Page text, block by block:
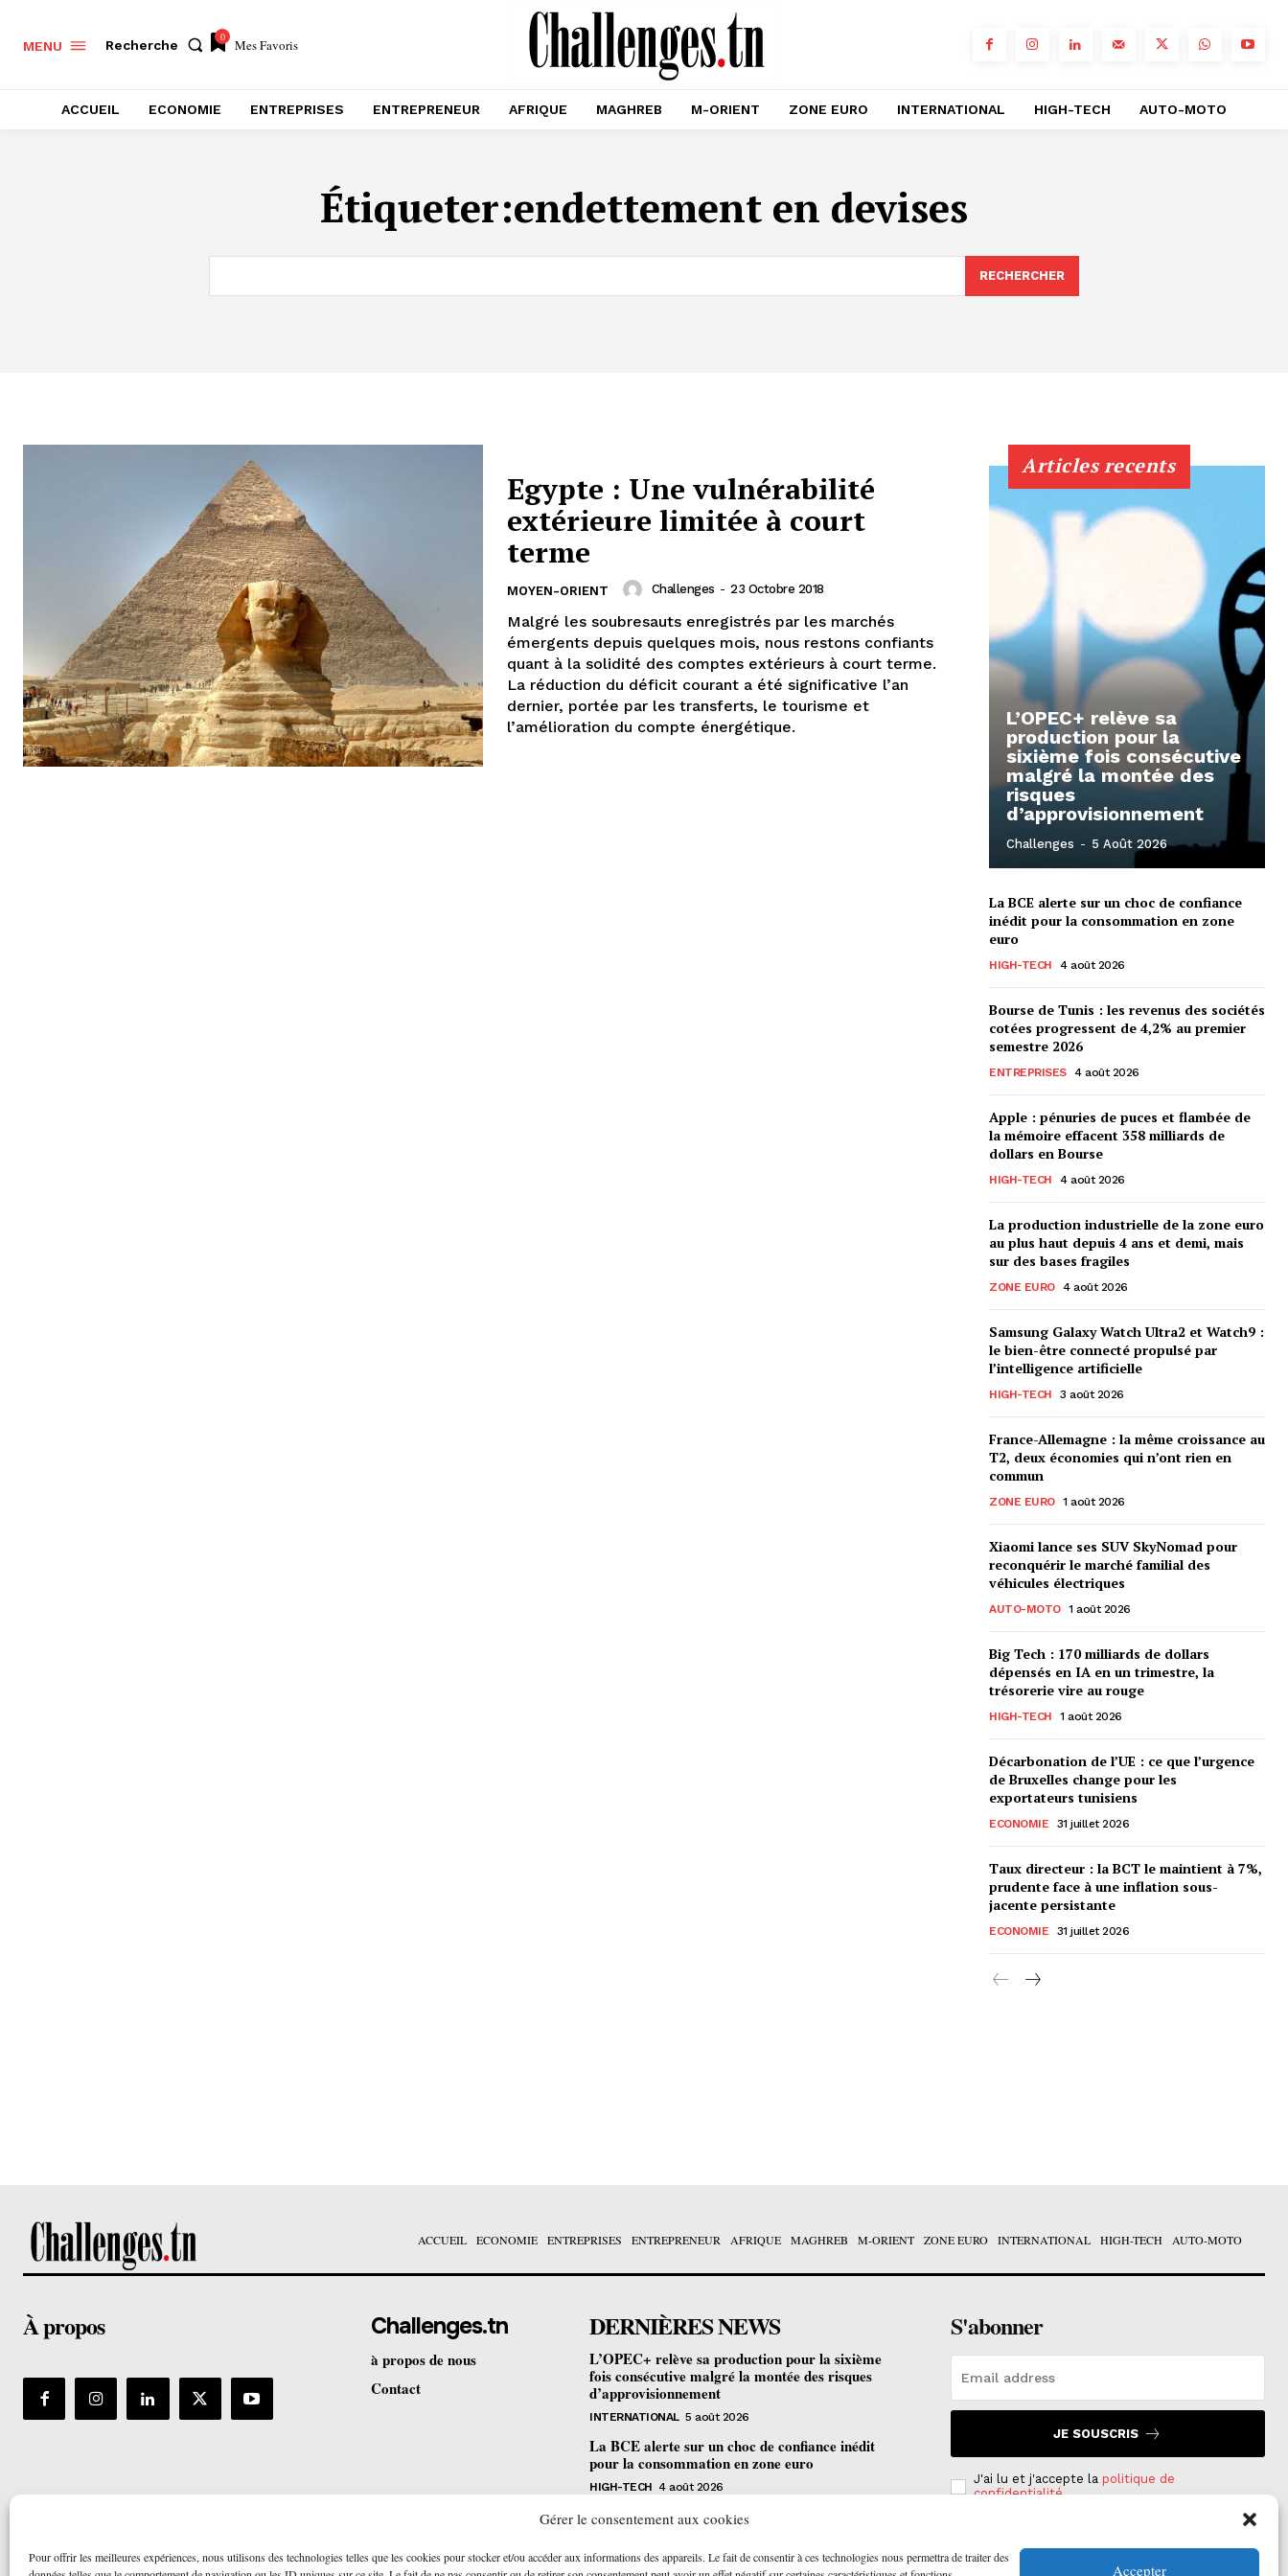
Gérer le consentement aux cookies
Pour offrir les meilleures expériences, nous utilisons des technologies telles que les cookies pour stocker et/ou accéder aux informations des appareils. Le fait de consentir à ces technologies nous permettra de traiter des
Accepter
MENU Recherche
0 Mes Favoris
ACCUEIL ECONOMIE ENTREPRISES ENTREPRENEUR AFRIQUE MAGHREB M-ORIENT ZONE EURO INTERNATIONAL HIGH-TECH AUTO-MOTO
Étiqueter:endettement en devises
RECHERCHER
Egypte : Une vulnérabilité
extérieure limitée à court
terme
MOYEN-ORIENT Challenges - 23 Octobre 2018
Malgré les soubresauts enregistrés par les marchés
émergents depuis quelques mois, nous restons confiants
quant à la solidité des comptes extérieurs à court terme.
La réduction du déficit courant a été significative l’an
dernier, portée par les transferts, le tourisme et
l’amélioration du compte énergétique.
Articles recents
L’OPEC+ relève sa
production pour la
sixième fois consécutive
malgré la montée des
risques
d’approvisionnement
Challenges - 5 Août 2026
La BCE alerte sur un choc de confiance
inédit pour la consommation en zone
euro
HIGH-TECH 4 août 2026
Bourse de Tunis : les revenus des sociétés
cotées progressent de 4,2% au premier
semestre 2026
ENTREPRISES 4 août 2026
Apple : pénuries de puces et flambée de
la mémoire effacent 358 milliards de
dollars en Bourse
HIGH-TECH 4 août 2026
La production industrielle de la zone euro
au plus haut depuis 4 ans et demi, mais
sur des bases fragiles
ZONE EURO 4 août 2026
Samsung Galaxy Watch Ultra2 et Watch9 :
le bien-être connecté propulsé par
l’intelligence artificielle
HIGH-TECH 3 août 2026
France-Allemagne : la même croissance au
T2, deux économies qui n’ont rien en
commun
ZONE EURO 1 août 2026
Xiaomi lance ses SUV SkyNomad pour
reconquérir le marché familial des
véhicules électriques
AUTO-MOTO 1 août 2026
Big Tech : 170 milliards de dollars
dépensés en IA en un trimestre, la
trésorerie vire au rouge
HIGH-TECH 1 août 2026
Décarbonation de l’UE : ce que l’urgence
de Bruxelles change pour les
exportateurs tunisiens
ECONOMIE 31 juillet 2026
Taux directeur : la BCT le maintient à 7%,
prudente face à une inflation sous-
jacente persistante
ECONOMIE 31 juillet 2026
ACCUEIL ECONOMIE ENTREPRISES ENTREPRENEUR AFRIQUE MAGHREB M-ORIENT ZONE EURO INTERNATIONAL HIGH-TECH AUTO-MOTO
À propos Challenges.tn
à propos de nous
Contact
DERNIÈRES NEWS
L’OPEC+ relève sa production pour la sixième
fois consécutive malgré la montée des risques
d’approvisionnement
INTERNATIONAL 5 août 2026
La BCE alerte sur un choc de confiance inédit
pour la consommation en zone euro
HIGH-TECH 4 août 2026
Bourse de Tunis : les revenus des sociétés cotées
ENTREPRISES 4 août 2026
S'abonner
JE SOUSCRIS
J'ai lu et j'accepte la politique de
confidentialité.